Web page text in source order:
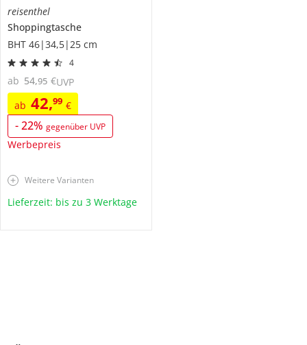
reisenthel
Shoppingtasche
BHT 46|34,5|25 cm
4
ab 42,99 €
-22% gegenüber UVP
Werbepreis
ab 54,95 €UVP
Weitere Varianten
Lieferzeit: bis zu 3 Werktage